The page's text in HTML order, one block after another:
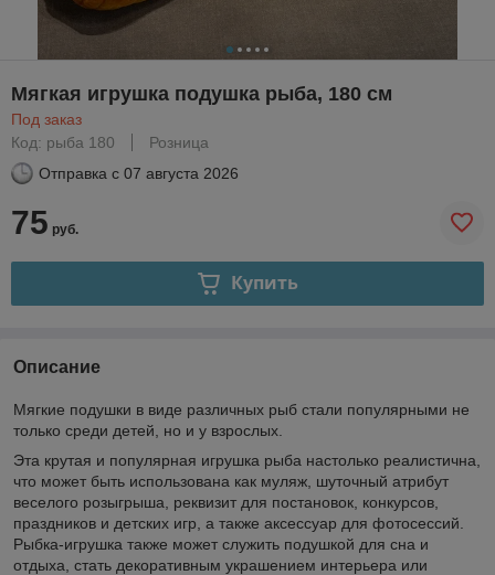
Мягкая игрушка подушка рыба, 180 см
Под заказ
Код: рыба 180
Розница
Отправка с 07 августа 2026
75 руб.
Купить
Описание
Мягкие подушки в виде различных рыб стали популярными не
только среди детей, но и у взрослых.
Эта крутая и популярная игрушка рыба настолько реалистична,
что может быть использована как муляж, шуточный атрибут
веселого розыгрыша, реквизит для постановок, конкурсов,
праздников и детских игр, а также аксессуар для фотосессий.
Рыбка-игрушка также может служить подушкой для сна и
отдыха, стать декоративным украшением интерьера или